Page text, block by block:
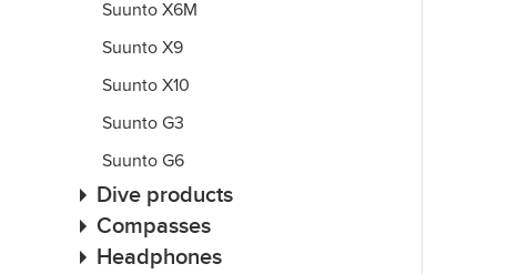
Suunto X6M
Suunto X9
Suunto X10
Suunto G3
Suunto G6
Dive products
Compasses
Headphones